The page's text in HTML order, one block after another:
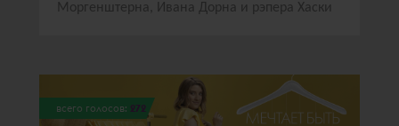
Моргенштерна, Ивана Дорна и рэпера Хаски
всего голосов: 272